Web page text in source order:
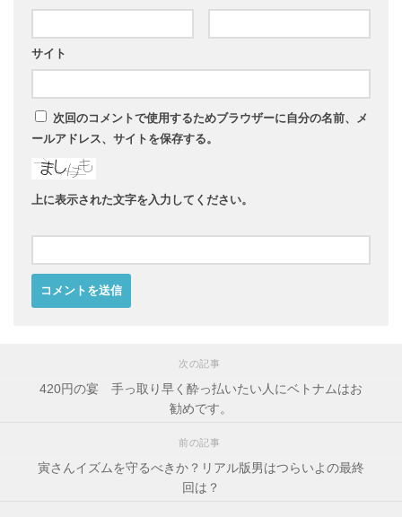
サイト
次回のコメントで使用するためブラウザーに自分の名前、メ
ールアドレス、サイトを保存する。
上に表示された文字を入力してください。
次の記事
420円の宴 手っ取り早く酔っ払いたい人にベトナムはお
勧めです。
前の記事
寅さんイズムを守るべきか？リアル版男はつらいよの最終
回は？